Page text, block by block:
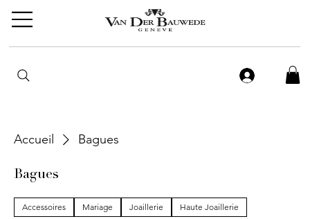
Accueil Bagues
Bagues
Accessoires Mariage Joaillerie Haute Joaillerie